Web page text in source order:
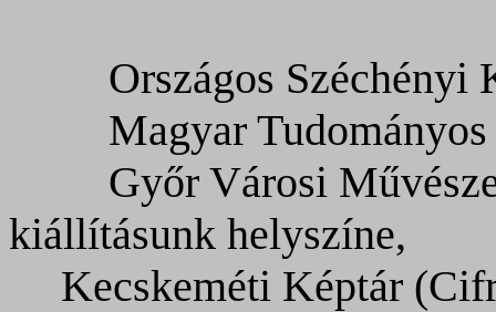
Országos Széchényi
Magyar
Győr Városi
kiállításunk helyszíne,
Kecskeméti Képtár